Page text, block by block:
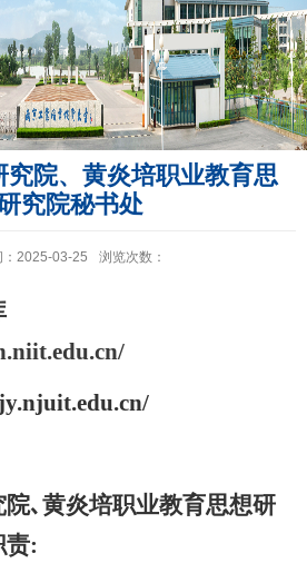
究院、黄炎培职业教育思
究院秘书处
：2025-03-25 浏览次数：
､黄炎培职业教育思想研
责: